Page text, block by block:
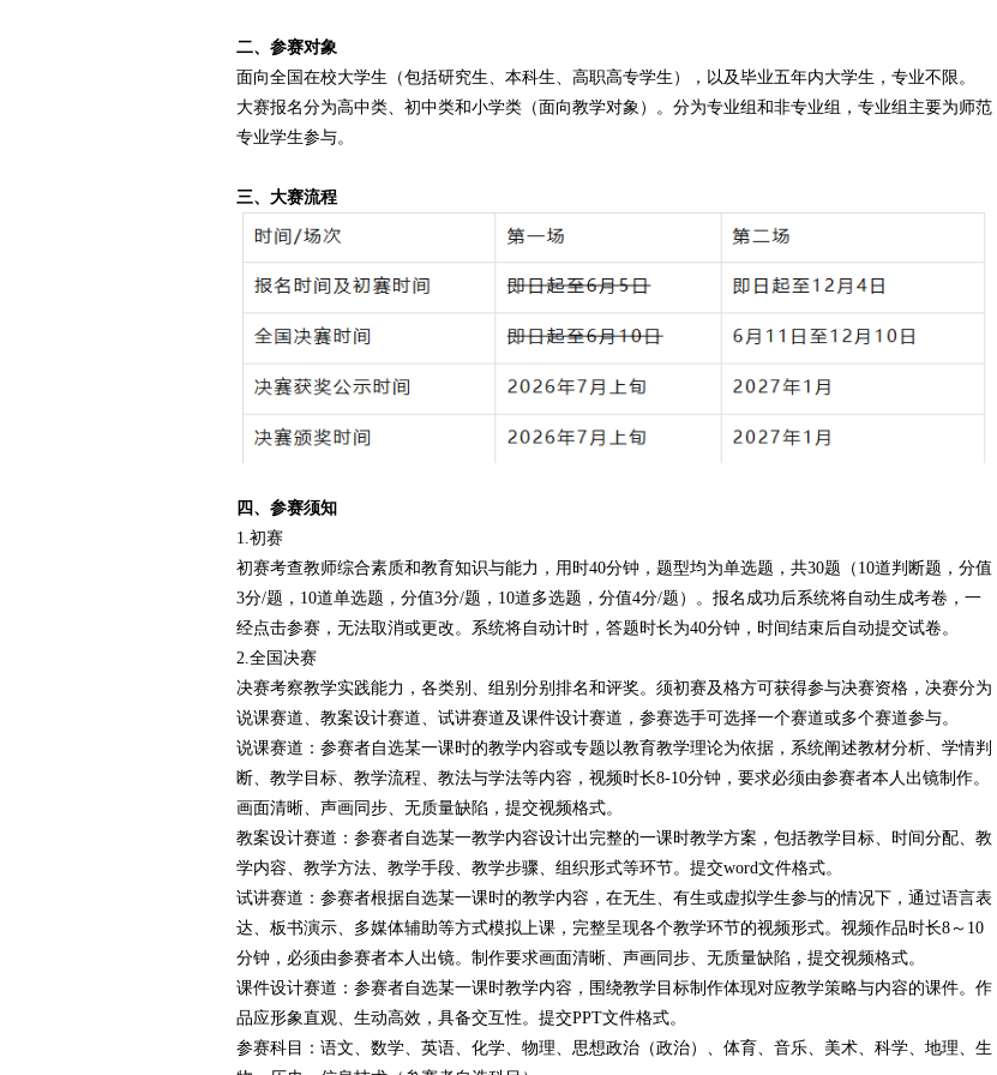
二、参赛对象
面向全国在校大学生（包括研究生、本科生、高职高专学生），以及毕业五年内大学生，专业不限。
大赛报名分为高中类、初中类和小学类（面向教学对象）。分为专业组和非专业组，专业组主要为师范
专业学生参与。
三、大赛流程
四、参赛须知
1.初赛
初赛考查教师综合素质和教育知识与能力，用时40分钟，题型均为单选题，共30题（10道判断题，分值
3分/题，10道单选题，分值3分/题，10道多选题，分值4分/题）。报名成功后系统将自动生成考卷，一
经点击参赛，无法取消或更改。系统将自动计时，答题时长为40分钟，时间结束后自动提交试卷。
2.全国决赛
决赛考察教学实践能力，各类别、组别分别排名和评奖。须初赛及格方可获得参与决赛资格，决赛分为
说课赛道、教案设计赛道、试讲赛道及课件设计赛道，参赛选手可选择一个赛道或多个赛道参与。
说课赛道：参赛者自选某一课时的教学内容或专题以教育教学理论为依据，系统阐述教材分析、学情判
断、教学目标、教学流程、教法与学法等内容，视频时长8-10分钟，要求必须由参赛者本人出镜制作。
画面清晰、声画同步、无质量缺陷，提交视频格式。
教案设计赛道：参赛者自选某一教学内容设计出完整的一课时教学方案，包括教学目标、时间分配、教
学内容、教学方法、教学手段、教学步骤、组织形式等环节。提交word文件格式。
试讲赛道：参赛者根据自选某一课时的教学内容，在无生、有生或虚拟学生参与的情况下，通过语言表
达、板书演示、多媒体辅助等方式模拟上课，完整呈现各个教学环节的视频形式。视频作品时长8～10
分钟，必须由参赛者本人出镜。制作要求画面清晰、声画同步、无质量缺陷，提交视频格式。
课件设计赛道：参赛者自选某一课时教学内容，围绕教学目标制作体现对应教学策略与内容的课件。作
品应形象直观、生动高效，具备交互性。提交PPT文件格式。
参赛科目：语文、数学、英语、化学、物理、思想政治（政治）、体育、音乐、美术、科学、地理、生